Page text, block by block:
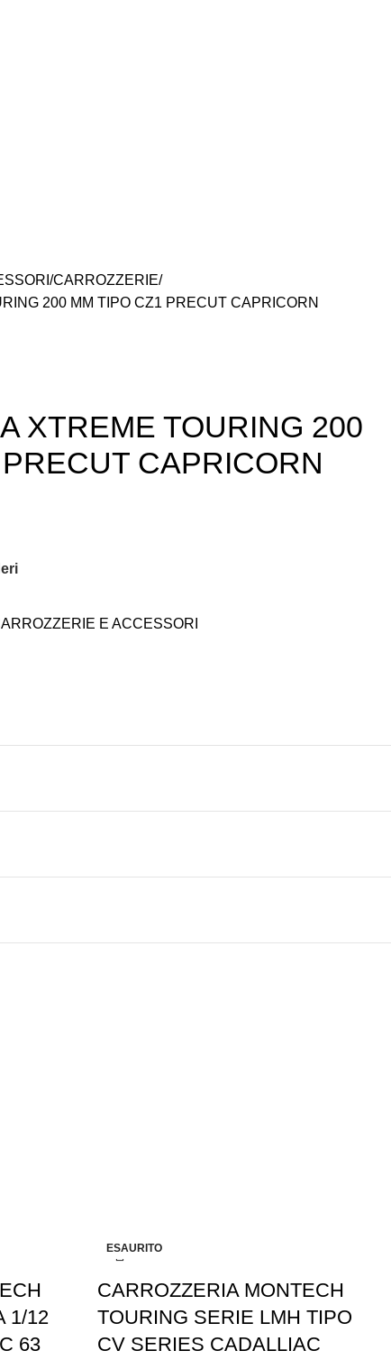
CARROZZERIE
200 MM TIPO CZ1 PRECUT CAPRICORN
XTREME TOURING 200
CAPRICORN
E ACCESSORI
1/12
63
ESAURITO
CARROZZERIA MONTECH
TOURING SERIE LMH TIPO
CV SERIES CADALLIAC